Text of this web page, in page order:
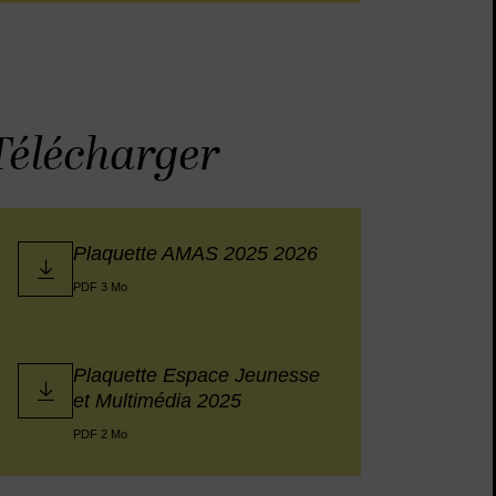
Plaquette AMAS 2025 2026
PDF 3 Mo
Plaquette Espace Jeunesse
et Multimédia 2025
PDF 2 Mo